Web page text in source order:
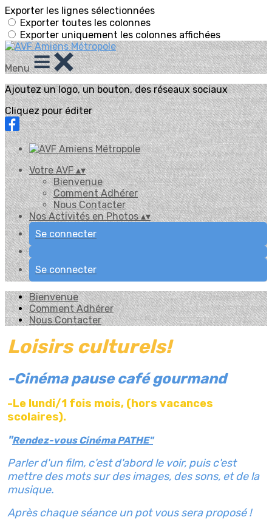
Exporter les lignes sélectionnées
Exporter toutes les colonnes
Exporter uniquement les colonnes affichées
Menu
Ajoutez un logo, un bouton, des réseaux sociaux
Cliquez pour éditer
Votre AVF▴▾
Bienvenue
Comment Adhérer
Nous Contacter
Nos Activités en Photos▴▾
Se connecter
Se connecter
Bienvenue
Comment Adhérer
Nous Contacter
Loisirs culturels!
-Cinéma pause café gourmand
-Le lundi/1 fois mois, (hors vacances
scolaires).
"Rendez-vous Cinéma PATHE"
Parler d'un film, c'est d'abord le voir, puis c'est
mettre des mots sur des images, des sons, et de la
musique.
Après chaque séance un pot vous sera proposé !